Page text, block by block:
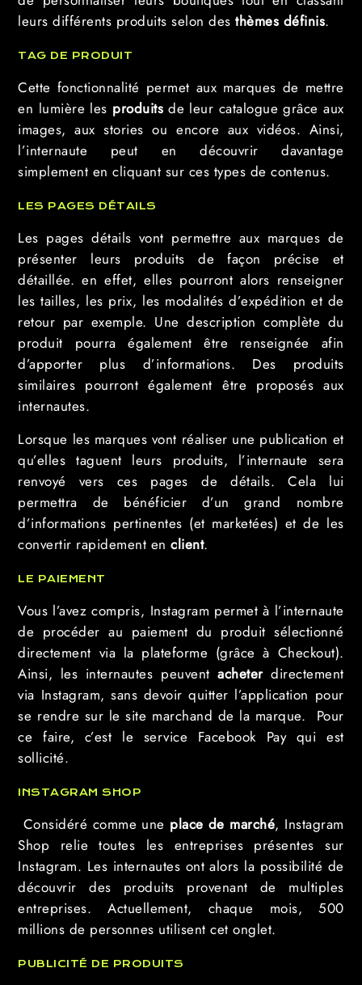
leurs différents produits selon desthèmes définis.
TAG DE PRODUIT
Cette fonctionnalité permet aux marques de mettre
en lumière les produits de leur catalogue grâce aux
images, aux stories ou encore aux vidéos. Ainsi,
l’internaute peut en découvrir davantage
simplement en cliquant sur ces types de contenus.
LES PAGES DÉTAILS
Les pages détails vont permettre aux marques de
présenter leurs produits de façon précise et
détaillée. en effet, elles pourront alors renseigner
les tailles, les prix, les modalités d’expédition et de
retour par exemple. Une description complète du
produit pourra également être renseignée afin
d’apporter plus d’informations. Des produits
similaires pourront également être proposés aux
internautes.
Lorsque les marques vont réaliser une publication et
qu’elles taguent leurs produits, l’internaute sera
renvoyé vers ces pages de détails. Cela lui
permettra de bénéficier d’un grand nombre
d’informations pertinentes (et marketées) et de les
convertir rapidement enclient.
LE PAIEMENT
Vous l’avez compris, Instagram permet à l’internaute
de procéder au paiement du produit sélectionné
directement via la plateforme (grâce à Checkout).
Ainsi, les internautes peuventacheterdirectement
via Instagram, sans devoir quitter l’application pour
se rendre sur le site marchand de la marque. Pour
ce faire, c’est le service Facebook Pay qui est
sollicité.
INSTAGRAM SHOP
Considéré comme une place de marché, Instagram
Shop relie toutes les entreprises présentes sur
Instagram. Les internautes ont alors la possibilité de
découvrir des produits provenant de multiples
entreprises. Actuellement, chaque mois, 500
millions de personnes utilisent cet onglet.
PUBLICITÉ DE PRODUITS